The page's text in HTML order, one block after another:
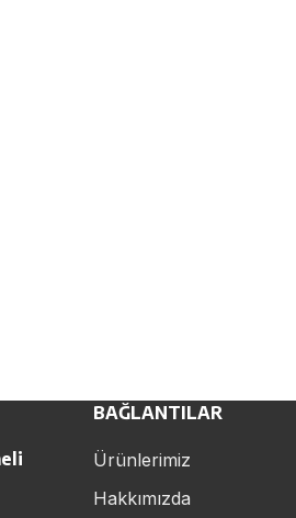
BAĞLANTILAR
Ürünlerimiz
Hakkımızda